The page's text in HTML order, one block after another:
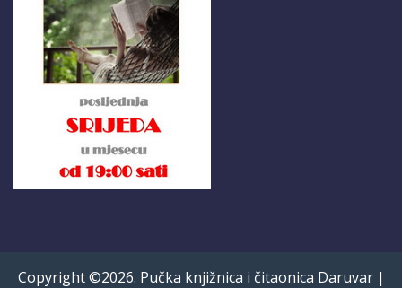
Copyright ©2026. Pučka knjižnica i čitaonica Daruvar |